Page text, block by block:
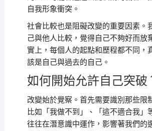
自我形象衝突。
社會比較也是阻礙改變的重要因素。
己與他人比較，覺得自己不夠好而放
實上，每個人的起點和歷程都不同，
該是自己與過去的自己。
如何開始允許自己突破
改變始於覺察。首先需要識別那些限
比如「我做不到」、「這不適合我」
往往在潛意識中運作，影響著我們的